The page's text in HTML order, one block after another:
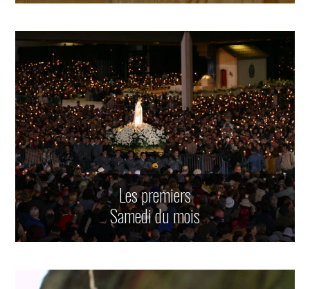
Les premiers
Samedi du mois